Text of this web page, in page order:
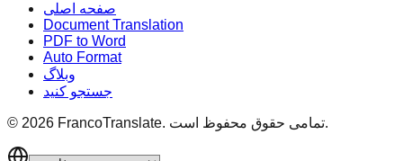
صفحه اصلی
Document Translation
PDF to Word
Auto Format
وبلاگ
جستجو کنید
© 2026 FrancoTranslate. تمامی حقوق محفوظ است.